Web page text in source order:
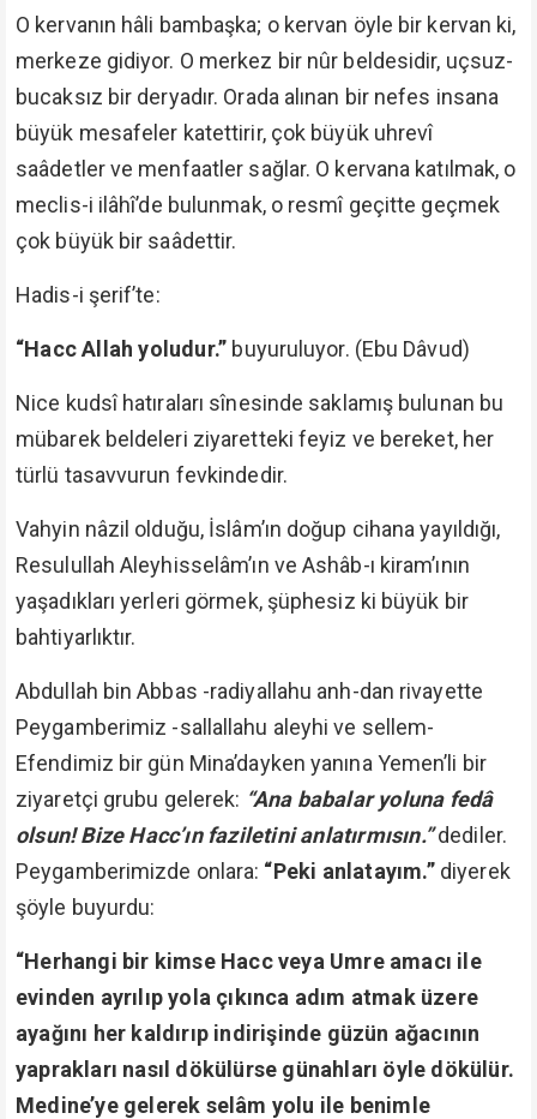
O kervanın hâli bambaşka; o kervan öyle bir kervan ki,
merkeze gidiyor. O merkez bir nûr beldesidir, uçsuz-
bucaksız bir deryadır. Orada alınan bir nefes insana
büyük mesafeler katettirir, çok büyük uhrevî
saâdetler ve menfaatler sağlar. O kervana katılmak, o
meclis-i ilâhî’de bulunmak, o resmî geçitte geçmek
çok büyük bir saâdettir.
Hadis-i şerif’te:
“Hacc Allah yoludur.” buyuruluyor. (Ebu Dâvud)
Nice kudsî hatıraları sînesinde saklamış bulunan bu
mübarek beldeleri ziyaretteki feyiz ve bereket, her
türlü tasavvurun fevkindedir.
Vahyin nâzil olduğu, İslâm’ın doğup cihana yayıldığı,
Resulullah Aleyhisselâm’ın ve Ashâb-ı kiram’ının
yaşadıkları yerleri görmek, şüphesiz ki büyük bir
bahtiyarlıktır.
Abdullah bin Abbas -radiyallahu anh-dan rivayette
Peygamberimiz -sallallahu aleyhi ve sellem-
Efendimiz bir gün Mina’dayken yanına Yemen’li bir
ziyaretçi grubu gelerek: “Ana babalar yoluna fedâ
olsun! Bize Hacc’ın faziletini anlatırmısın.”dediler.
Peygamberimizde onlara: “Peki anlatayım.” diyerek
şöyle buyurdu:
“Herhangi bir kimse Hacc veya Umre amacı ile
evinden ayrılıp yola çıkınca adım atmak üzere
ayağını her kaldırıp indirişinde güzün ağacının
yaprakları nasıl dökülürse günahları öyle dökülür.
Medine’ye gelerek selâm yolu ile benimle